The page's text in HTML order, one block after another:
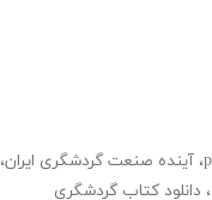
، آینده صنعت گردشگری ایران،
، دانلود کتاب گردشگری